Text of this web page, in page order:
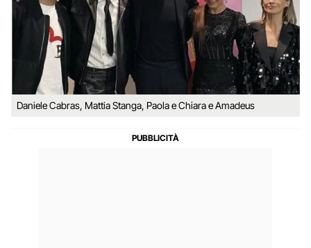
Daniele Cabras, Mattia Stanga, Paola e Chiara e Amadeus